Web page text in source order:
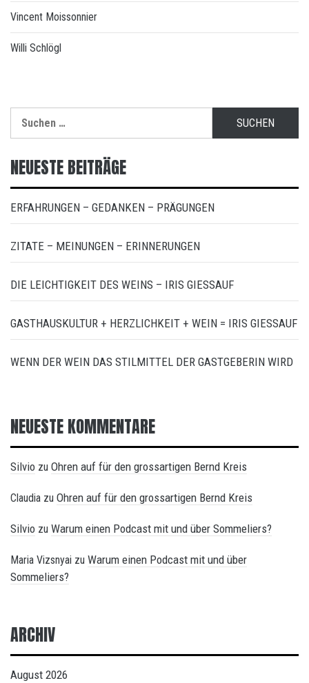
Vincent Moissonnier
Willi Schlögl
NEUESTE BEITRÄGE
ERFAHRUNGEN – GEDANKEN – PRÄGUNGEN
ZITATE – MEINUNGEN – ERINNERUNGEN
DIE LEICHTIGKEIT DES WEINS – IRIS GIESSAUF
GASTHAUSKULTUR + HERZLICHKEIT + WEIN = IRIS GIESSAUF
WENN DER WEIN DAS STILMITTEL DER GASTGEBERIN WIRD
NEUESTE KOMMENTARE
Silvio zu Ohren auf für den grossartigen Bernd Kreis
Claudia zu Ohren auf für den grossartigen Bernd Kreis
Silvio zu Warum einen Podcast mit und über Sommeliers?
Maria Vizsnyai zu Warum einen Podcast mit und über
Sommeliers?
ARCHIV
August 2026